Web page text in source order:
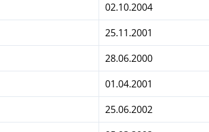
02.10.2004
25.11.2001
28.06.2000
01.04.2001
25.06.2002